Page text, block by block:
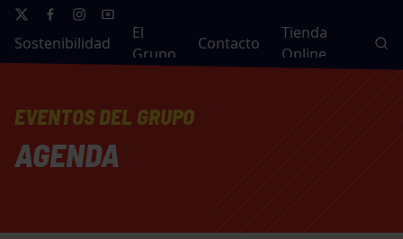
Sostenibilidad
El
Grupo
Contacto
Tienda
Online
EVENTOS DEL GRUPO
AGENDA